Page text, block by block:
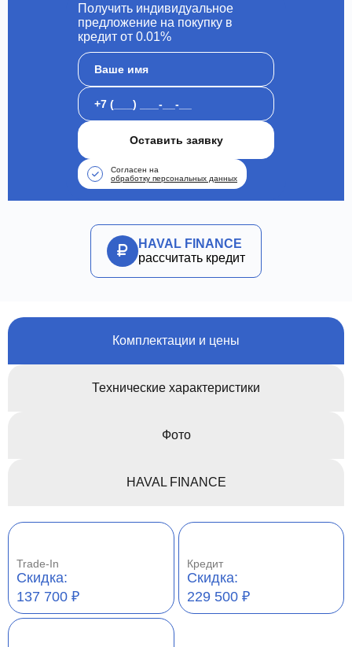
Получить индивидуальное
предложение на покупку в
кредит от 0.01%
Оставить заявку
Согласен на
обработку персональных данных
HAVAL FINANCE
рассчитать кредит
Комплектации и цены
Технические характеристики
Фото
HAVAL FINANCE
Trade-In
Cкидка:
137 700 ₽
Кредит
Cкидка:
229 500 ₽